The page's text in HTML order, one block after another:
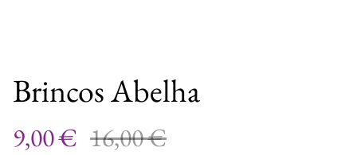
Brincos Abelha
9,00 € 16,00 €